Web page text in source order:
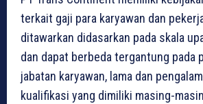
terkait gaji para karyawan dan
ditawarkan didasarkan pada skala
dan dapat berbeda tergantung pada
jabatan karyawan, lama dan
kualifikasi yang dimiliki masing-